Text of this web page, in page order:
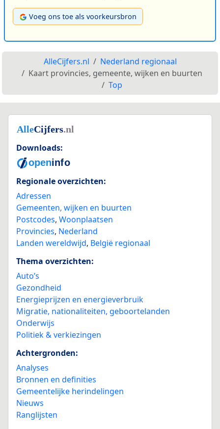
Voeg ons toe als voorkeursbron
AlleCijfers.nl
Nederland regionaal
Kaart provincies, gemeente, wijken en buurten
Top
Downloads:
Regionale overzichten:
Adressen
Gemeenten, wijken en buurten
Postcodes, Woonplaatsen
Provincies, Nederland
Landen wereldwijd, België regionaal
Thema overzichten:
Auto’s
Gezondheid
Energieprijzen en energieverbruik
Migratie, nationaliteiten, geboortelanden
Onderwijs
Politiek & verkiezingen
Achtergronden:
Analyses
Bronnen en definities
Gemeentelijke herindelingen
Nieuws
Ranglijsten